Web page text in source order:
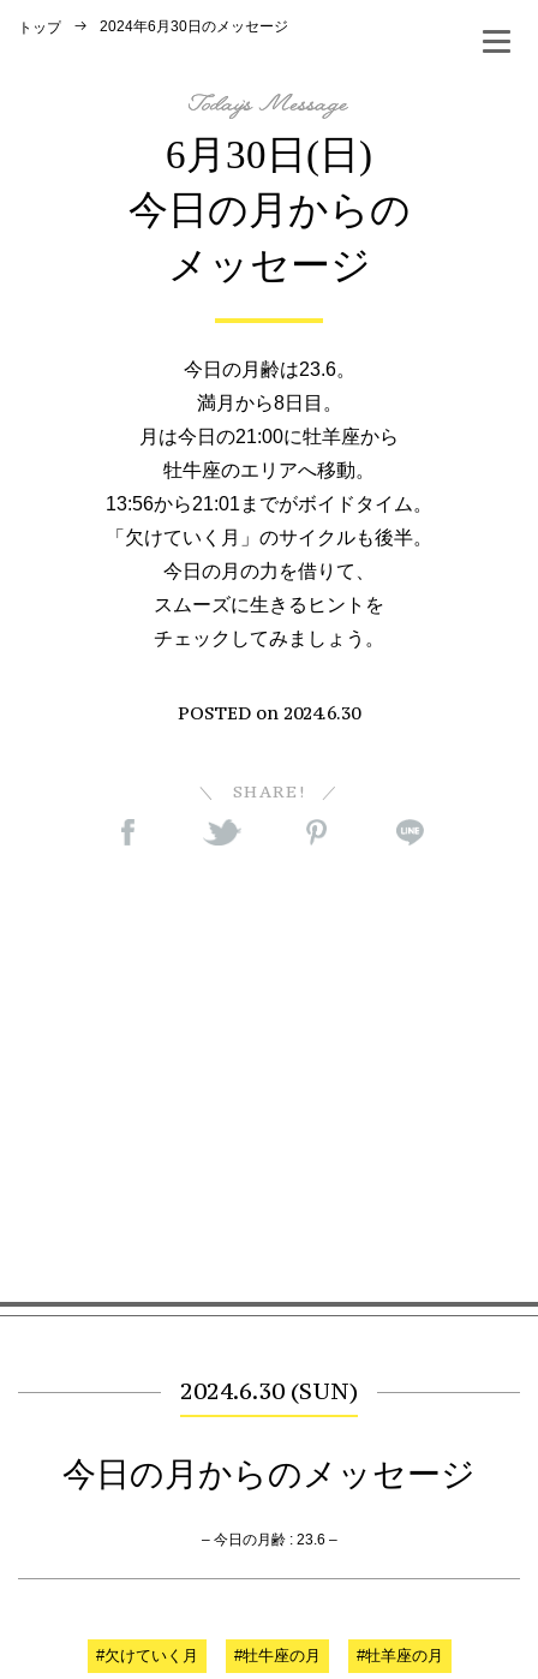
トップ 2024年6月30日のメッセージ
6月30日(日)
今日の月からの
メッセージ
今日の月齢は23.6。
満月から8日目。
月は今日の21:00に牡羊座から
牡牛座のエリアへ移動。
13:56から21:01までがボイドタイム。
「欠けていく月」のサイクルも後半。
今日の月の力を借りて、
スムーズに生きるヒントを
チェックしてみましょう。
POSTED on 2024.6.30
SHARE!
2024.6.30 (SUN)
今日の月からのメッセージ
– 今日の月齢 : 23.6 –
#欠けていく月 #牡牛座の月 #牡羊座の月